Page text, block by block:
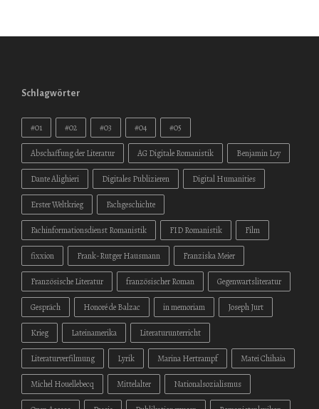
Schlagwörter
#01 #02 #03 #04 #05
Abschaffung der Literatur AG Digitale Romanistik Benjamin Loy
Dante Alighieri Digitales Publizieren Digital Humanities
Erster Weltkrieg Fachgeschichte
Fachinformationsdienst Romanistik FID Romanistik Film
fixxion Frank-Rutger Hausmann Franziska Meier
Französische Literatur französischer Roman Gegenwartsliteratur
Gespräch Honoré de Balzac in memoriam Joseph Jurt
Krieg Lateinamerika Literaturunterricht
Literaturverfilmung Lyrik Marina Hertrampf Matei Chihaia
Michel Houellebecq Mittelalter Nationalsozialismus